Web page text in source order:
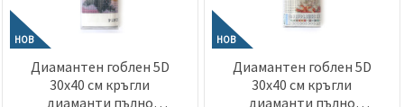
НОВ
Диамантен гоблен 5D
30x40 см кръгли
диаманти пълно
НОВ
Диамантен гоблен 5D
30x40 см кръгли
диаманти пълно